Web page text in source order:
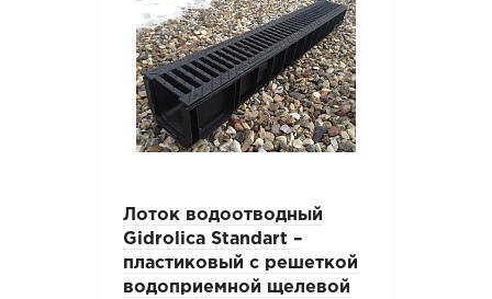
Лоток водоотводный
Gidrolica Standart –
пластиковый с решеткой
водоприемной щелевой